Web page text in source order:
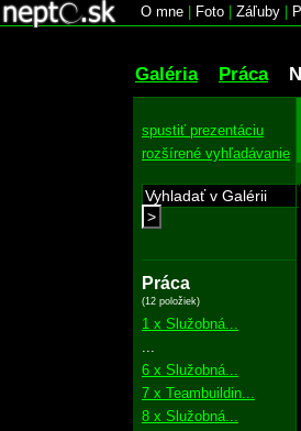
O mne Foto Záľuby
Galéria Práca
spustiť prezentáciu
rozšírené vyhľadávanie
>
Práca
(12 položiek)
1 x Služobná...
6 x Služobná...
7 x Teambuildin...
8 x Služobná...